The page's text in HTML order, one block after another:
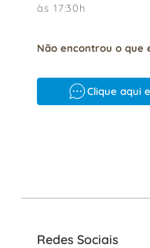
às 17:30h
Não encontrou o que
Clique aqui
Redes Sociais